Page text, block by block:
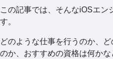
この記事では、そんなiOSエン
す。
どのような仕事を行うのか、
のか、おすすめの資格は何かな